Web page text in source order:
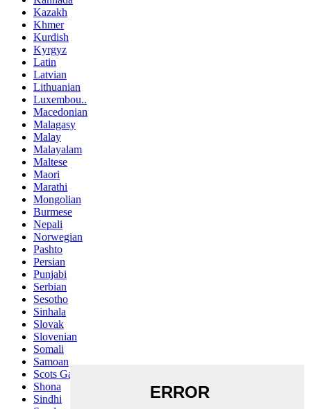
Kazakh
Khmer
Kurdish
Kyrgyz
Latin
Latvian
Lithuanian
Luxembou..
Macedonian
Malagasy
Malay
Malayalam
Maltese
Maori
Marathi
Mongolian
Burmese
Nepali
Norwegian
Pashto
Persian
Punjabi
Serbian
Sesotho
Sinhala
Slovak
Slovenian
Somali
Samoan
Scots Gaelic
Shona
Sindhi